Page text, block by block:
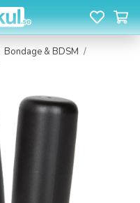
Bondage & BDSM /